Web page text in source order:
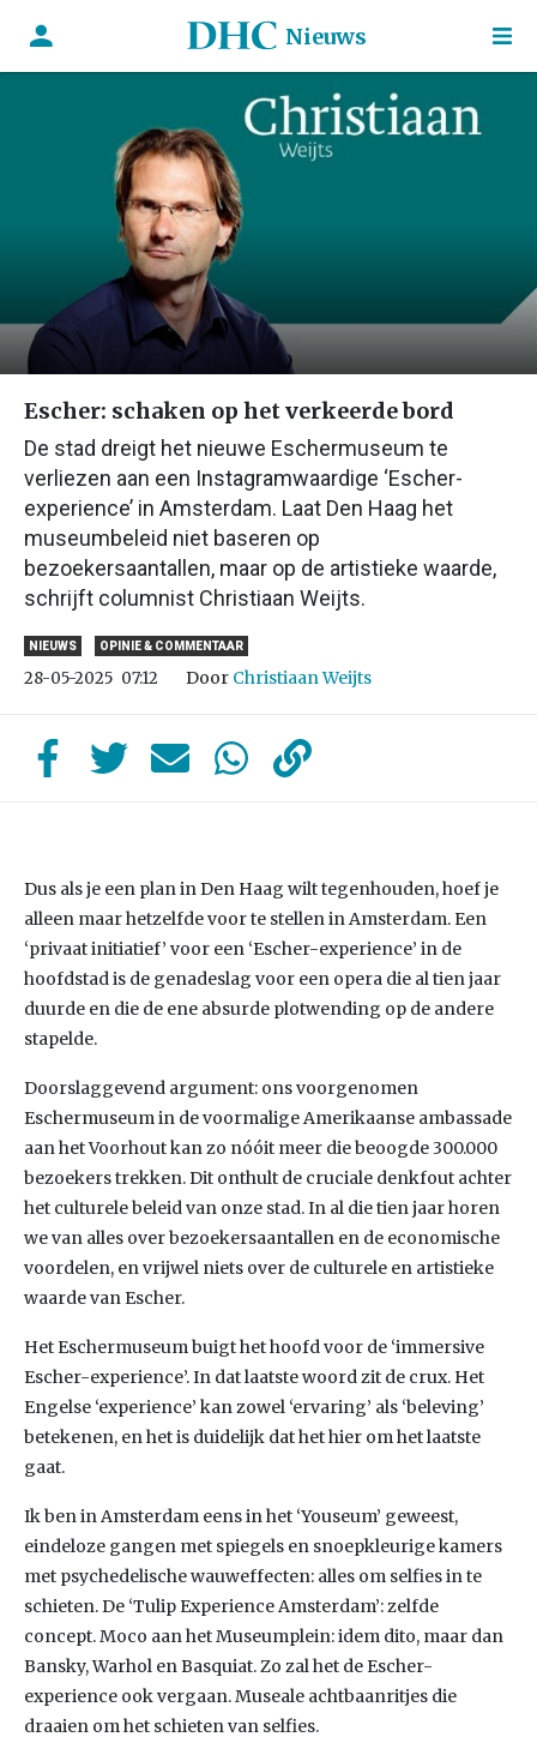
Nieuws
Escher: schaken op het verkeerde bord
De stad dreigt het nieuwe Eschermuseum te
verliezen aan een Instagramwaardige ‘Escher-
experience’ in Amsterdam. Laat Den Haag het
museumbeleid niet baseren op
bezoekersaantallen, maar op de artistieke waarde,
schrijft columnist Christiaan Weijts.
NIEUWS OPINIE & COMMENTAAR
28-05-2025 07:12 Door Christiaan Weijts
Dus als je een plan in Den Haag wilt tegenhouden, hoef je
alleen maar hetzelfde voor te stellen in Amsterdam. Een
‘privaat initiatief’ voor een ‘Escher-experience’ in de
hoofdstad is de genadeslag voor een opera die al tien jaar
duurde en die de ene absurde plotwending op de andere
stapelde.
Doorslaggevend argument: ons voorgenomen
Eschermuseum in de voormalige Amerikaanse ambassade
aan het Voorhout kan zo nóóit meer die beoogde 300.000
bezoekers trekken. Dit onthult de cruciale denkfout achter
het culturele beleid van onze stad. In al die tien jaar horen
we van alles over bezoekersaantallen en de economische
voordelen, en vrijwel niets over de culturele en artistieke
waarde van Escher.
Het Eschermuseum buigt het hoofd voor de ‘immersive
Escher-experience’. In dat laatste woord zit de crux. Het
Engelse ‘experience’ kan zowel ‘ervaring’ als ‘beleving’
betekenen, en het is duidelijk dat het hier om het laatste
gaat.
Ik ben in Amsterdam eens in het ‘Youseum’ geweest,
eindeloze gangen met spiegels en snoepkleurige kamers
met psychedelische wauweffecten: alles om selfies in te
schieten. De ‘Tulip Experience Amsterdam’: zelfde
concept. Moco aan het Museumplein: idem dito, maar dan
Bansky, Warhol en Basquiat. Zo zal het de Escher-
experience ook vergaan. Museale achtbaanritjes die
draaien om het schieten van selfies.